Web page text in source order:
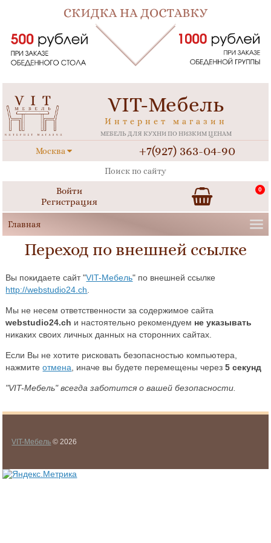
VIT-Мебель
Интернет магазин
МЕБЕЛЬ ДЛЯ КУХНИ ПО НИЗКИМ ЦЕНАМ
Москва +7(927) 363-04-90
Войти
Регистрация
0
Переход по внешней ссылке
Вы покидаете сайт "VIT-Мебель" по внешней ссылке
http://webstudio24.ch
Мы не несем ответственности за содержимое сайта
webstudio24.ch и настоятельно рекомендуем не указывать
никаких своих личных данных на сторонних сайтах.
Если Вы не хотите рисковать безопасностью компьютера,
нажмитеотмена , иначе вы будете перемещены через5 секунд
"VIT-Мебель" всегда заботится о вашей безопасности.
VIT-Мебель © 2026